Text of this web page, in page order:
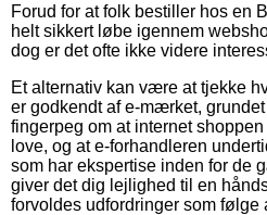
Forud for at folk bestiller hos en
helt sikkert løbe igennem
dog er det ofte ikke videre
Et alternativ kan være at tjekke
er godkendt af e-mærket,
fingerpeg om at internet
love, og at e-forhandleren
som har ekspertise inden for de
giver det dig lejlighed til en
forvoldes udfordringer som følge